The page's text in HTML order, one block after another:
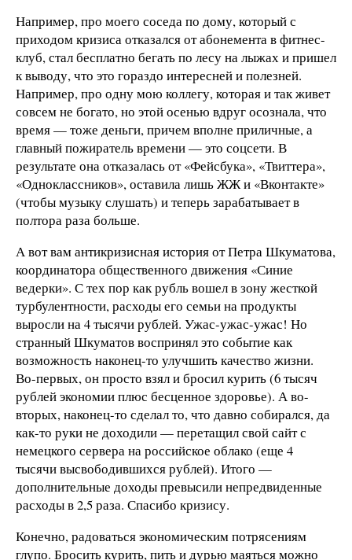
Например, про моего соседа по дому, который с
приходом кризиса отказался от абонемента в фитнес-
клуб, стал бесплатно бегать по лесу на лыжах и пришел
к выводу, что это гораздо интересней и полезней.
Например, про одну мою коллегу, которая и так живет
совсем не богато, но этой осенью вдруг осознала, что
время — тоже деньги, причем вполне приличные, а
главный пожиратель времени — это соцсети. В
результате она отказалась от «Фейсбука», «Твиттера»,
«Одноклассников», оставила лишь ЖЖ и «Вконтакте»
(чтобы музыку слушать) и теперь зарабатывает в
полтора раза больше.
А вот вам антикризисная история от Петра Шкуматова,
координатора общественного движения «Синие
ведерки». С тех пор как рубль вошел в зону жесткой
турбулент­ности, расходы его семьи на продукты
выросли на 4 тысячи рублей. Ужас-ужас-ужас! Но
странный Шкуматов воспринял это событие как
возможность наконец-то улучшить качество жизни.
Во-первых, он просто взял и бросил курить (6 тысяч
рублей экономии плюс бесценное здоровье). А во-
вторых, наконец-то сделал то, что давно собирался, да
как-то руки не доходили — перетащил свой сайт с
немецкого сервера на российское облако (еще 4
тысячи высвободившихся рублей). Итого —
дополнительные доходы превысили непредвиденные
расходы в 2,5 раза. Спасибо кризису.
Конечно, радоваться экономическим потрясениям
глупо. Бросить курить, пить и дурью маяться можно